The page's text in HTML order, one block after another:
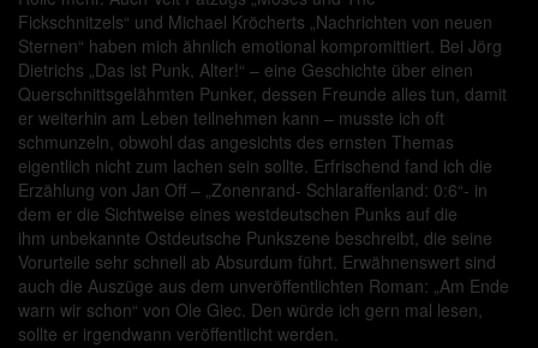
Fickschnitzels“ und Michael Kröcherts „Nachrichten von neuen
Sternen“ haben mich ähnlich emotional kompromittiert. Bei Jörg
Dietrichs „Das ist Punk, Alter!“ – eine Geschichte über einen
Querschnittsgelähmten Punker, dessen Freunde alles tun, damit
er weiterhin am Leben teilnehmen kann – musste ich oft
schmunzeln, obwohl das angesichts des ernsten Themas
eigentlich nicht zum lachen sein sollte. Erfrischend fand ich die
Erzählung von Jan Off – „Zonenrand- Schlaraffenland: 0:6“- in
dem er die Sichtweise eines westdeutschen Punks auf die
ihm unbekannte Ostdeutsche Punkszene beschreibt, die seine
Vorurteile sehr schnell ab Absurdum führt. Erwähnenswert sind
auch die Auszüge aus dem unveröffentlichten Roman: „Am Ende
warn wir schon“ von Ole Giec. Den würde ich gern mal lesen,
sollte er irgendwann veröffentlicht werden.